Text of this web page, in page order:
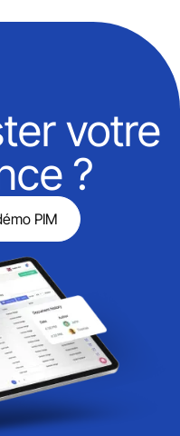
votre
?
PIM